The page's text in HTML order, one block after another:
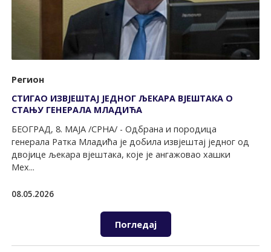
Регион
СТИГАО ИЗВЈЕШТАЈ ЈЕДНОГ ЉЕКАРА ВЈЕШТАКА О
СТАЊУ ГЕНЕРАЛА МЛАДИЋА
БЕОГРАД, 8. МАЈА /СРНА/ - Одбрана и породица
генерала Ратка Младића је добила извјештај једног од
двојице љекара вјештака, које је ангажовао хашки
Мех...
08.05.2026
Погледај